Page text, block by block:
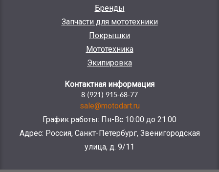
Бренды
Запчасти для мототехники
Покрышки
Мототехника
Экипировка
Контактная информация
8 (921) 915-68-77
sale@motodart.ru
График работы: Пн-Вс 10:00 до 21:00
Адрес: Россия, Санкт-Петербург, Звенигородская
улица, д. 9/11